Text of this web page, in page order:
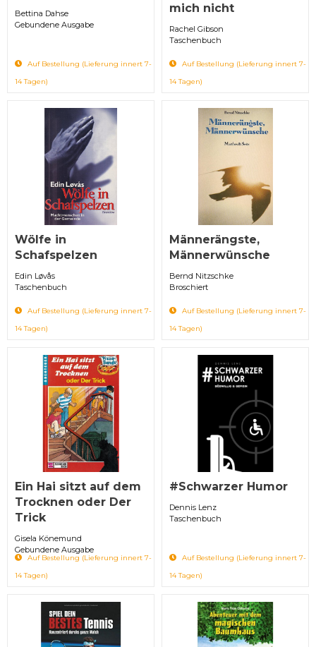
Bettina Dahse
Gebundene Ausgabe
Auf Bestellung (Lieferung innert 7-
14 Tagen)
mich nicht
Rachel Gibson
Taschenbuch
Auf Bestellung (Lieferung innert 7-
14 Tagen)
Wölfe in
Schafspelzen
Edin Løvås
Taschenbuch
Auf Bestellung (Lieferung innert 7-
14 Tagen)
Männerängste,
Männerwünsche
Bernd Nitzschke
Broschiert
Auf Bestellung (Lieferung innert 7-
14 Tagen)
Ein Hai sitzt auf dem
Trocknen oder Der
Trick
Gisela Könemund
Gebundene Ausgabe
Auf Bestellung (Lieferung innert 7-
14 Tagen)
#Schwarzer Humor
Dennis Lenz
Taschenbuch
Auf Bestellung (Lieferung innert 7-
14 Tagen)